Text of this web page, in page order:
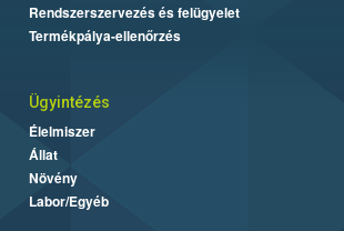
Rendszerszervezés és felügyelet
Termékpálya-ellenőrzés
Ügyintézés
Élelmiszer
Állat
Növény
Labor/Egyéb